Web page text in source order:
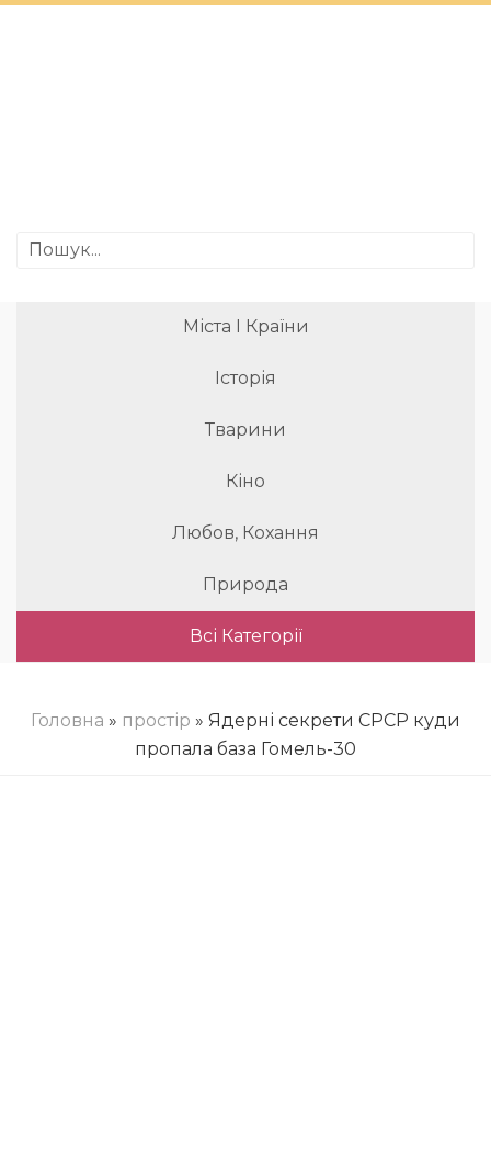
Міста І Країни
Історія
Тварини
Кіно
Любов, Кохання
Природа
Всі Категорії
Головна » простір » Ядерні секрети СРСР куди
пропала база Гомель-30